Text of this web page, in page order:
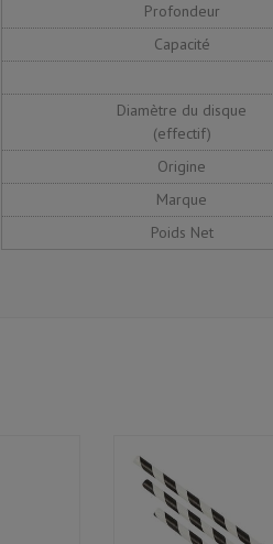
Profondeur
Capacité
Diamètre du disque
(effectif)
Origine
Marque
Poids Net